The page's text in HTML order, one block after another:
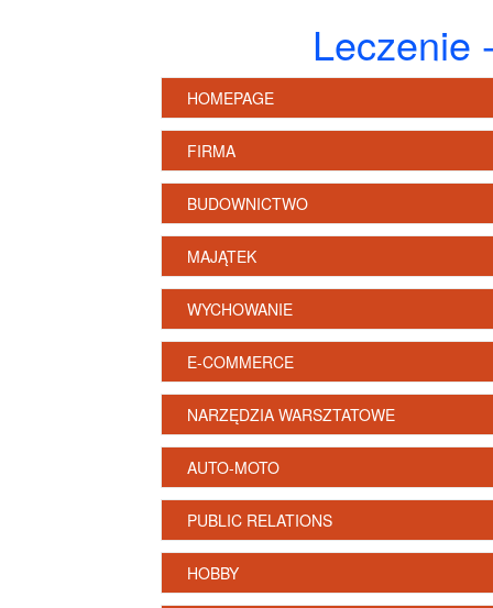
Leczenie
HOMEPAGE
FIRMA
BUDOWNICTWO
MAJĄTEK
WYCHOWANIE
E-COMMERCE
NARZĘDZIA WARSZTATOWE
AUTO-MOTO
PUBLIC RELATIONS
HOBBY